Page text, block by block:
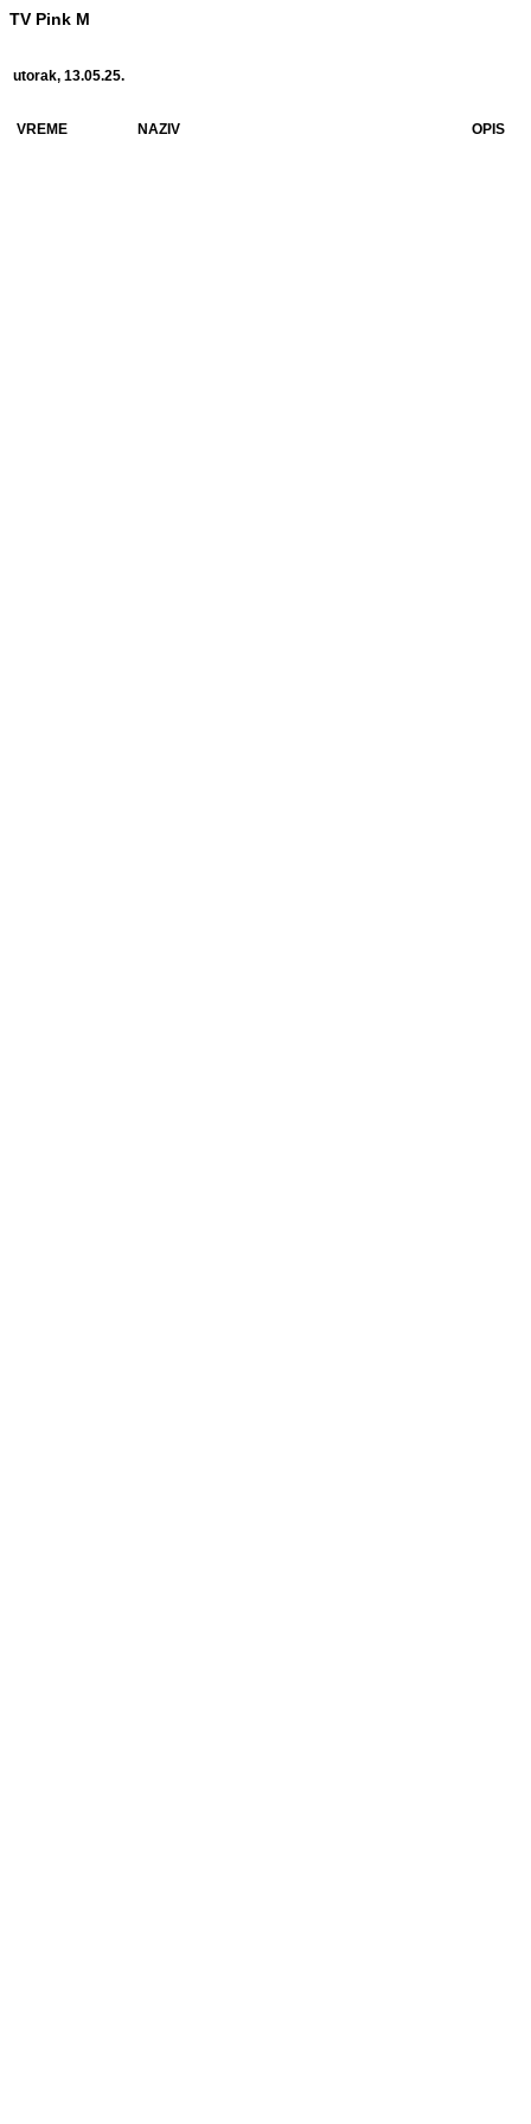
TV Pink M
utorak, 13.05.25.
VREME NAZIV OPIS